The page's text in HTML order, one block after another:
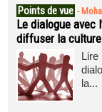
Points de vue -
Le dialogue avec
diffuser la
la...